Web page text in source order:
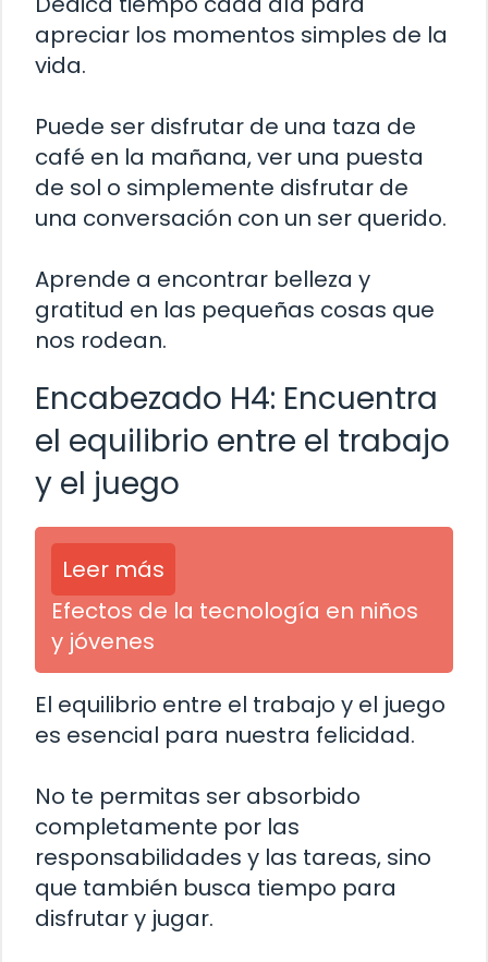
apreciar los momentos simples de la
vida.
Puede ser disfrutar de una taza de
café en la mañana, ver una puesta
de sol o simplemente disfrutar de
una conversación con un ser querido.
Aprende a encontrar belleza y
gratitud en las pequeñas cosas que
nos rodean.
Encabezado H4: Encuentra
el equilibrio entre el trabajo
y el juego
Leer más
Efectos de la tecnología en niños
y jóvenes
El equilibrio entre el trabajo y el juego
es esencial para nuestra felicidad.
No te permitas ser absorbido
completamente por las
responsabilidades y las tareas, sino
que también busca tiempo para
disfrutar y jugar.